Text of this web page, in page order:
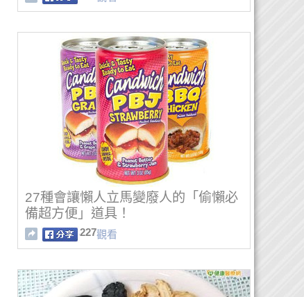
27種會讓懶人立馬變廢人的「偷懶必
備超方便」道具！
227觀看